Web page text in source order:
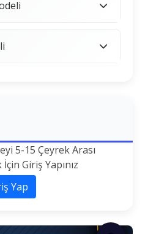
5-15 Çeyrek Arası
Giriş Yapınız
Yap